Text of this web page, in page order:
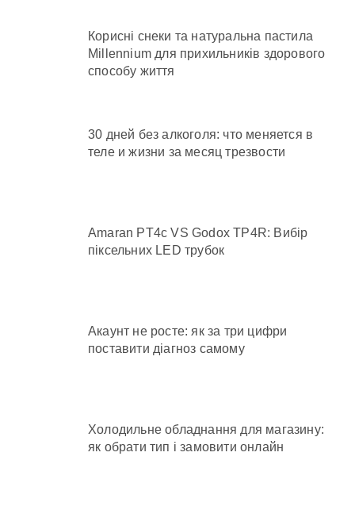
Корисні снеки та натуральна пастила
Millennium для прихильників здорового
способу життя
30 дней без алкоголя: что меняется в
теле и жизни за месяц трезвости
Amaran PT4c VS Godox TP4R: Вибір
піксельних LED трубок
Акаунт не росте: як за три цифри
поставити діагноз самому
Холодильне обладнання для магазину:
як обрати тип і замовити онлайн